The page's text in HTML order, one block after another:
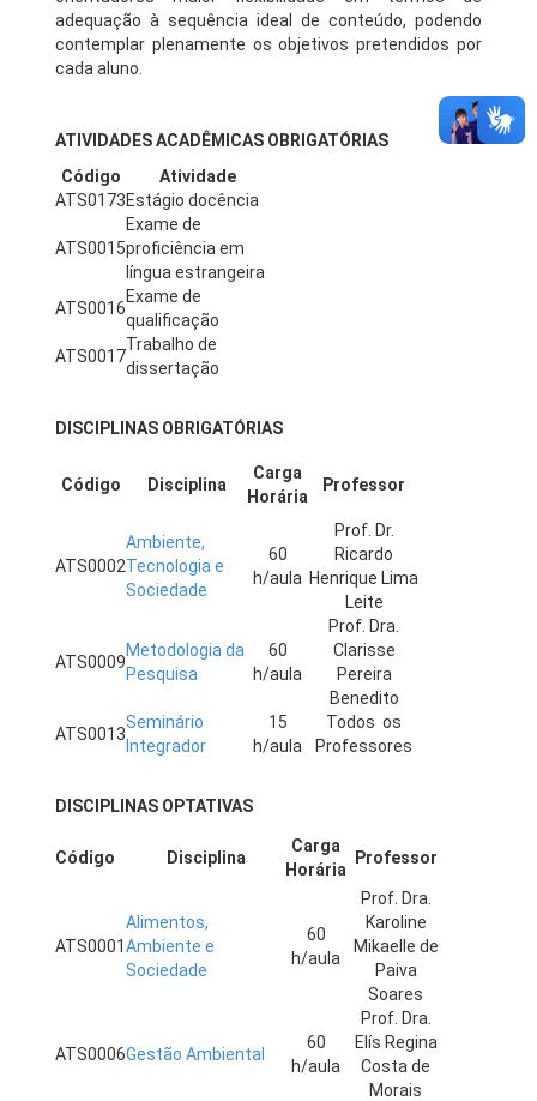
adequação à sequência ideal de conteúdo, podendo
contemplar plenamente os objetivos pretendidos por
cada aluno.
ATIVIDADES ACADÊMICAS OBRIGATÓRIAS
Código
Atividade
ATS0173Estágio docência
ATS0015
Exame de
proficiência em
língua estrangeira
ATS0016
Exame de
qualificação
ATS0017
Trabalho de
dissertação
DISCIPLINAS OBRIGATÓRIAS
Código Disciplina
Carga
Horária
Professor
ATS0002
Ambiente,
Tecnologia e
Sociedade
60
h/aula
Prof. Dr.
Ricardo
Henrique Lima
Leite
ATS0009
Metodologia da
Pesquisa
60
h/aula
Prof. Dra.
Clarisse
Pereira
Benedito
ATS0013
Seminário
Integrador
15
h/aula
Todos os
Professores
DISCIPLINAS OPTATIVAS
Código Disciplina
Carga
Horária
Professor
ATS0001
Alimentos,
Ambiente e
Sociedade
60
h/aula
Prof. Dra.
Karoline
Mikaelle de
Paiva
Soares
ATS0006Gestão Ambiental
60
h/aula
Prof. Dra.
Elís Regina
Costa de
Morais